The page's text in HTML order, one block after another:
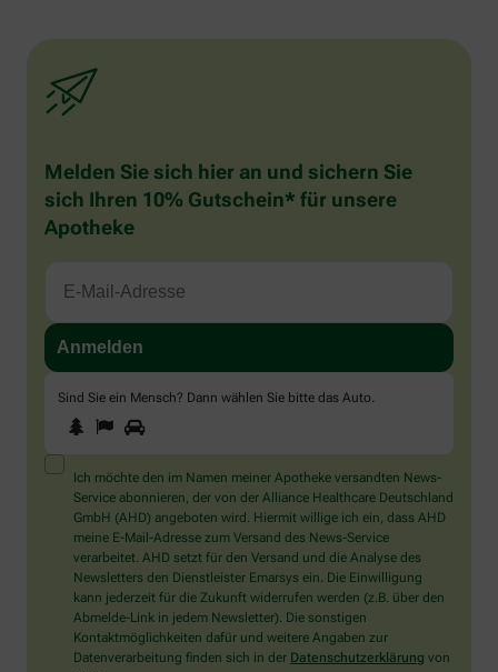
Melden Sie sich hier an und sichern Sie
sich Ihren 10% Gutschein* für unsere
Apotheke
Sind Sie ein Mensch? Dann wählen Sie bitte das Auto.
Sind
Sie
ein
Mensch?
Dann
wählen
Sie
bitte
das
Auto.
1 2
Ich möchte den im Namen meiner Apotheke versandten News-
Service abonnieren, der von der Alliance Healthcare Deutschland
GmbH (AHD) angeboten wird. Hiermit willige ich ein, dass AHD
meine E-Mail-Adresse zum Versand des News-Service
verarbeitet. AHD setzt für den Versand und die Analyse des
Newsletters den Dienstleister Emarsys ein. Die Einwilligung
kann jederzeit für die Zukunft widerrufen werden (z.B. über den
Abmelde-Link in jedem Newsletter). Die sonstigen
Kontaktmöglichkeiten dafür und weitere Angaben zur
Datenverarbeitung finden sich in der Datenschutzerklärung von